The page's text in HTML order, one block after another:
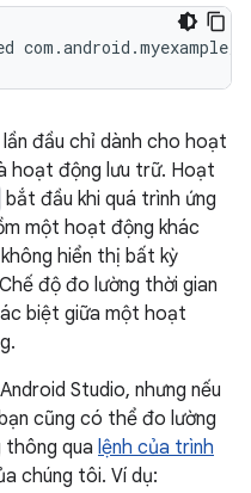
đầu chỉ dành cho hoạt
hoạt động lưu trữ. Hoạt
bắt đầu khi quá trình ứng
một hoạt động khác
hiển thị bất kỳ
độ đo lường thời gian
biệt giữa một hoạt
Studio, nhưng nếu
cũng có thể đo lường
thông qua lệnh của trình
chúng tôi. Ví dụ: